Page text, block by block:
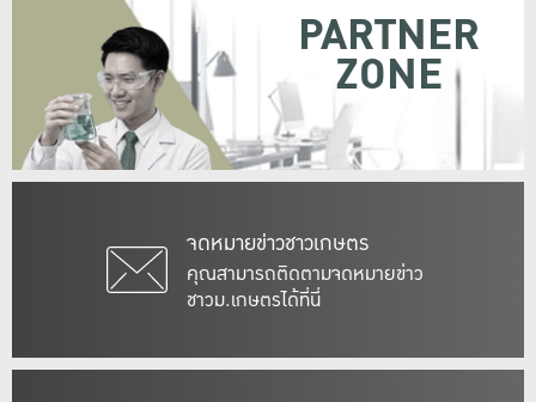
จดหมายข่าวชาวเกษตร
คุณสามารถติดตามจดหมายข่าว
ชาวม.เกษตรได้ที่นี่
PARTNER
ZONE